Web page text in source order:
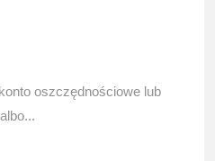
oszczędnościowe lub